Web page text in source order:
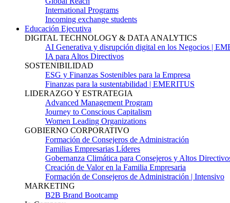
International Programs
Incoming exchange students
Educación Ejecutiva
DIGITAL TECHNOLOGY & DATA ANALYTICS
AI Generativa y disrupción digital en los Negocios |
IA para Altos Directivos
SOSTENIBILIDAD
ESG y Finanzas Sostenibles para la Empresa
Finanzas para la sustentabilidad | EMERITUS
LIDERAZGO Y ESTRATEGIA
Advanced Management Program
Journey to Conscious Capitalism
Women Leading Organizations
GOBIERNO CORPORATIVO
Formación de Consejeros de Administración
Familias Empresarias Líderes
Gobernanza Climática para Consejeros y Altos
Creación de Valor en la Familia Empresaria
Formación de Consejeros de Administración | Intensivo
MARKETING
B2B Brand Bootcamp